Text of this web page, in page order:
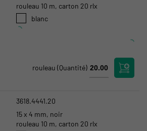
rouleau 10 m, carton 20 rlx
blanc
rouleau (Quantité)
3618.4441.20
15 x 4 mm, noir
rouleau 10 m, carton 20 rlx